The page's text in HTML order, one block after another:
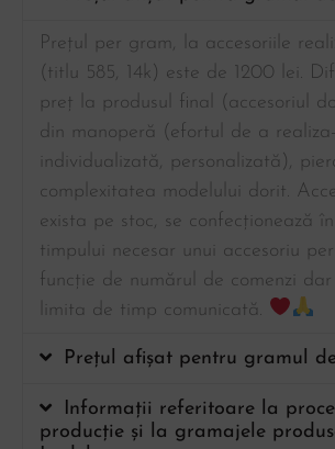
Prețul per gram, la accesoriile
(titlu 585, 14k) este de 1200 lei.
preț la produsul final (accesoriul
din manoperă (efortul de a
individualizată, personalizată),
complexitatea modelului dorit.
exista pe stoc, se confecționează
timpului necesar unui accesoriu
funcție de numărul de comenzi
limita de timp comunicată.
Prețul afișat pentru gramul
Informații referitoare la
producție și la gramajele